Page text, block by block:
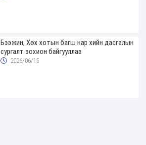
Бээжин, Хөх хотын багш нар хийн дасгалын
сургалт зохион байгууллаа
2026/06/15